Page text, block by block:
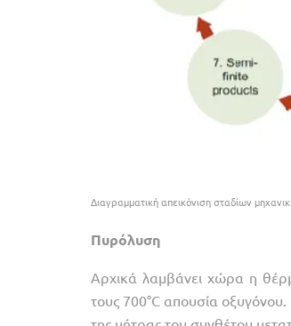
Διαγραμματική απεικόνιση σταδίων
Πυρόλυση
Αρχικά λαμβάνει χώρα η
τους 700°C απουσία